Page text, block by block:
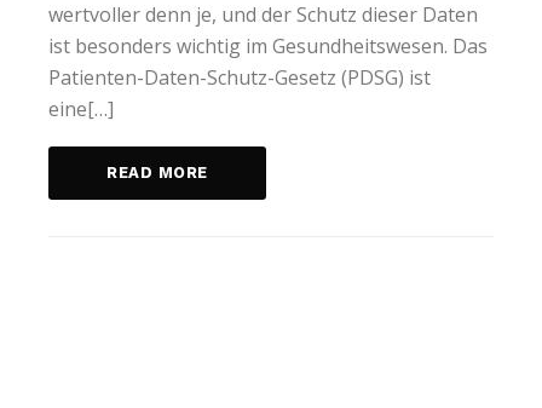
wertvoller denn je, und der Schutz dieser Daten
ist besonders wichtig im Gesundheitswesen. Das
Patienten-Daten-Schutz-Gesetz (PDSG) ist
eine[…]
READ MORE